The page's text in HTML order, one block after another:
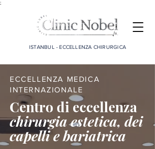
;
ISTANBUL - ECCELLENZA CHIRURGICA
ECCELLENZA MEDICA
INTERNAZIONALE
Centro di eccellenza
chirurgia estetica, dei
capelli e bariatrica